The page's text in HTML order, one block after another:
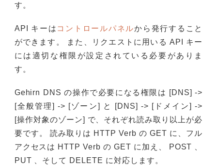
す。
API キーは コントロールパネルから発行すること
ができます。 また、リクエストに用いる API キー
には適切な権限が設定されている必要がありま
す。
Gehirn DNS の操作で必要になる権限は [DNS] ->
[全般管理] -> [ゾーン] と [DNS] -> [ドメイン] ->
[操作対象のゾーン] で、それぞれ読み取り以上が必
要です。 読み取りは HTTP Verb の GET に、フル
アクセスは HTTP Verb の GET に加え、 POST 、
PUT 、そして DELETE に対応します。